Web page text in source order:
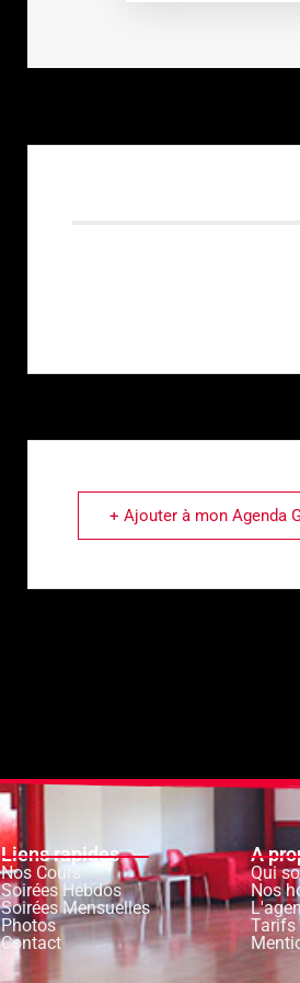
+ Ajouter à mon Agenda
Liens rapides
Nos Cours
Soirées Hebdos
Soirées Mensuelles
Photos
Contact
A
Qui
Nos
Tarifs